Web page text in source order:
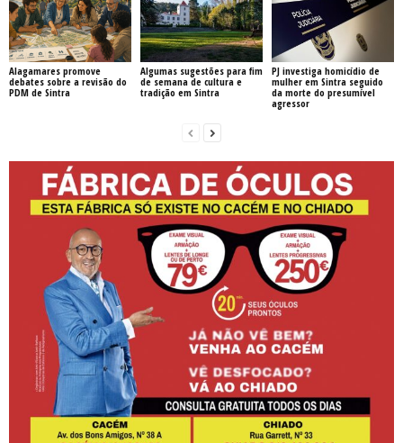
Alagamares promove
debates sobre a revisão do
PDM de Sintra
Algumas sugestões para fim
de semana de cultura e
tradição em Sintra
PJ investiga homicídio de
mulher em Sintra seguido
da morte do presumível
agressor